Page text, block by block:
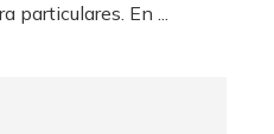
particulares. En ...